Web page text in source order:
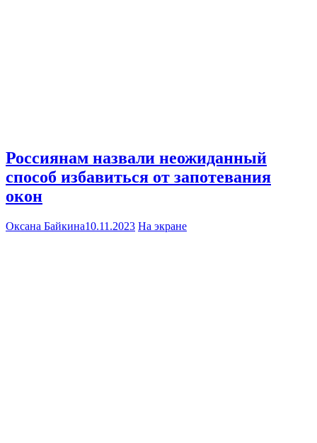
Россиянам назвали неожиданный
способ избавиться от запотевания
окон
Оксана Байкина10.11.2023 На экране